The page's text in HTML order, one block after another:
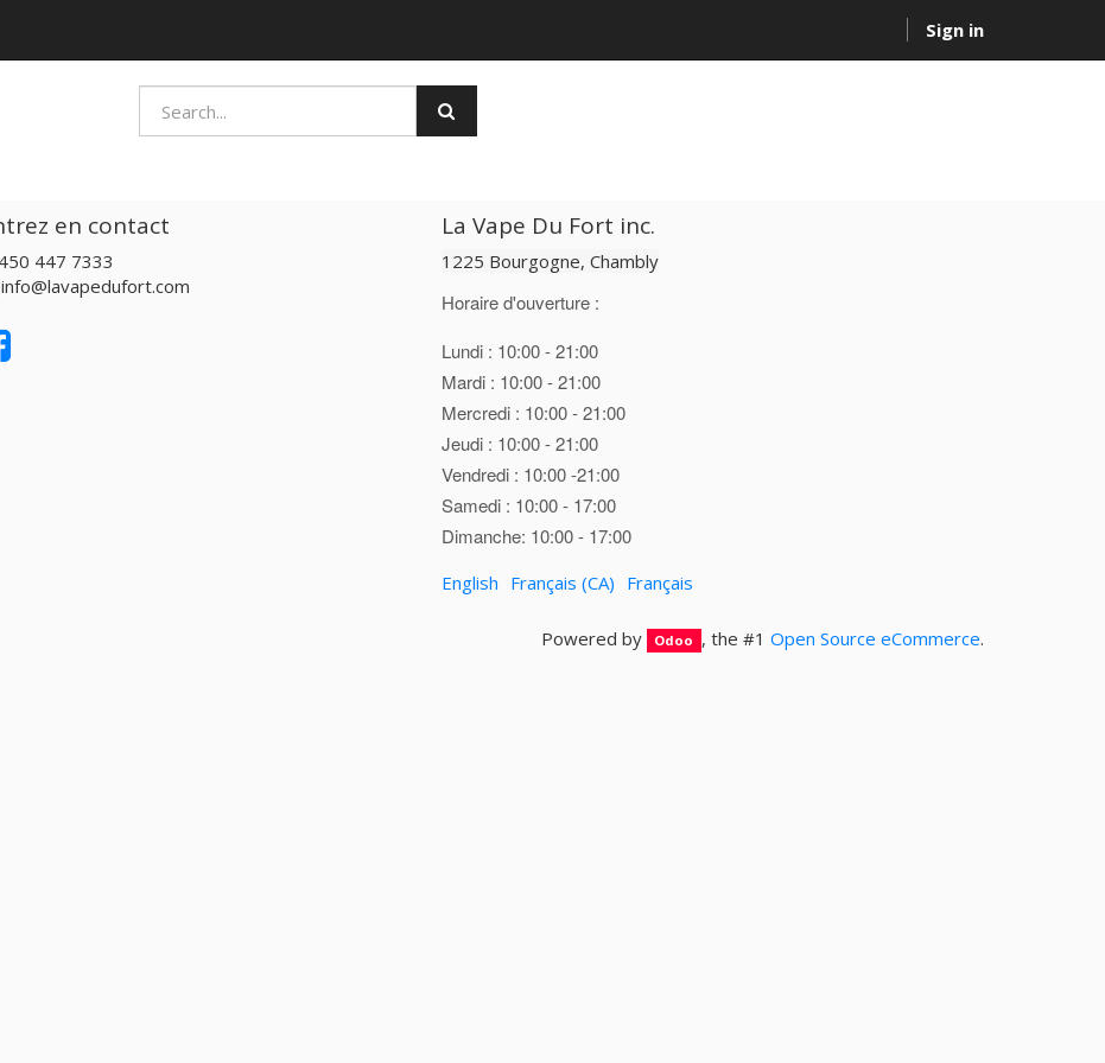
Sign in
en contact
450 447 7333
info@lavapedufort.com
La Vape Du Fort inc.
1225 Bourgogne, Chambly
Horaire d'ouverture :
Lundi : 10:00 - 21:00
Mardi : 10:00 - 21:00
Mercredi : 10:00 - 21:00
Jeudi : 10:00 - 21:00
Vendredi : 10:00 -21:00
Samedi : 10:00 - 17:00
Dimanche: 10:00 - 17:00
English Français (CA) Français
Powered by Odoo , the #1 Open Source eCommerce.